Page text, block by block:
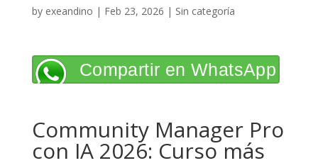
by exeandino | Feb 23, 2026 | Sin categoría
Compartir en WhatsApp
Community Manager Pro
con IA 2026: Curso más